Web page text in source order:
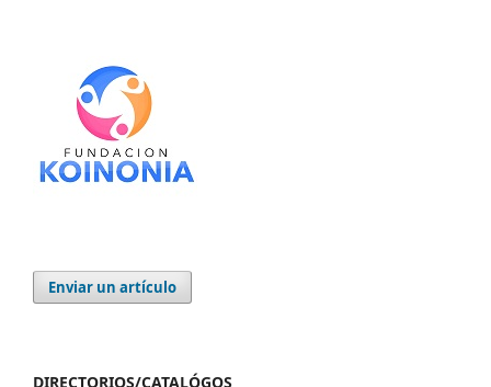
Enviar un artículo
DIRECTORIOS/CATALÓGOS